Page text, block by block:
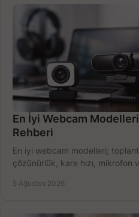
En İyi Webcam
Rehberi
En iyi webcam modelleri;
çözünürlük, kare hızı, mikrofon
5 Ağustos 2026